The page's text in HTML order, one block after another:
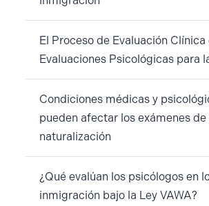
El Proceso de Evaluación Clínica
Evaluaciones Psicológicas para
Condiciones médicas y
pueden afectar los exámenes de
naturalización
¿Qué evalúan los psicólogos en
inmigración bajo la Ley VAWA?